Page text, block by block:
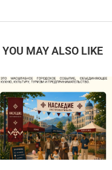
YOU MAY ALSO LIKE